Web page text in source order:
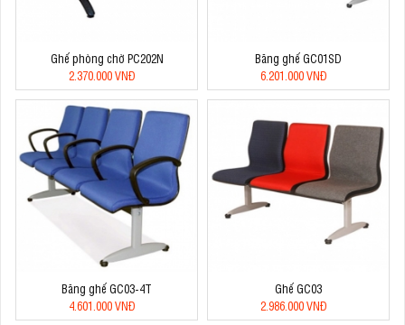
Ghế phòng chờ PC202N
2.370.000 VNĐ
Băng ghế GC01SD
6.201.000 VNĐ
Băng ghế GC03-4T
4.601.000 VNĐ
Ghế GC03
2.986.000 VNĐ